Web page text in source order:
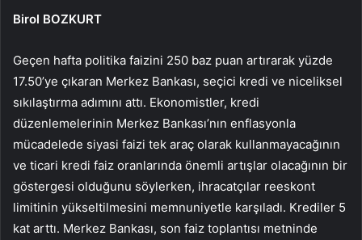
Birol BOZKURT
Geçen hafta politika faizini 250 baz puan artırarak yüzde
17.50’ye çıkaran Merkez Bankası, seçici kredi ve niceliksel
sıkılaştırma adımını attı. Ekonomistler, kredi
düzenlemelerinin Merkez Bankası’nın enflasyonla
mücadelede siyasi faizi tek araç olarak kullanmayacağının
ve ticari kredi faiz oranlarında önemli artışlar olacağının bir
göstergesi olduğunu söylerken, ihracatçılar reeskont
limitinin yükseltilmesini memnuniyetle karşıladı. Krediler 5
kat arttı. Merkez Bankası, son faiz toplantısı metninde